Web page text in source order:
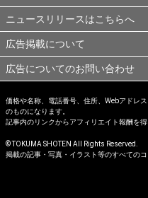
ニュースリリースはこちらへ
広告掲載について
広告についてのお問い合わせ
価格や名称、電話番号、住所、Webアドレ
のものになります。
記事内のリンクからアフィリエイト報酬を得
© TOKUMA SHOTEN All Rights Reserved.
掲載の記事・写真・イラスト等のすべての